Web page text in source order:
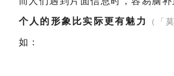
个人的形象比实际更有魅力 （「
如：